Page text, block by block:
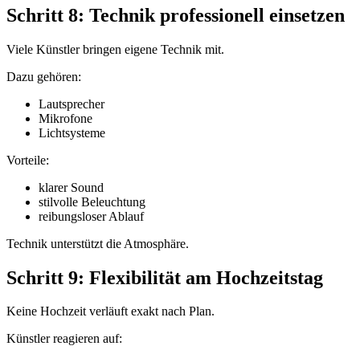
Schritt 8: Technik professionell einsetzen
Viele Künstler bringen eigene Technik mit.
Dazu gehören:
Lautsprecher
Mikrofone
Lichtsysteme
Vorteile:
klarer Sound
stilvolle Beleuchtung
reibungsloser Ablauf
Technik unterstützt die Atmosphäre.
Schritt 9: Flexibilität am Hochzeitstag
Keine Hochzeit verläuft exakt nach Plan.
Künstler reagieren auf: